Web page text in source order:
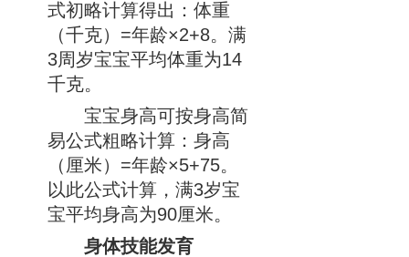
式初略计算得出：体重
（千克）=年龄×2+8。满
3周岁宝宝平均体重为14
千克。
宝宝身高可按身高简
易公式粗略计算：身高
（厘米）=年龄×5+75。
以此公式计算，满3岁宝
宝平均身高为90厘米。
身体技能发育